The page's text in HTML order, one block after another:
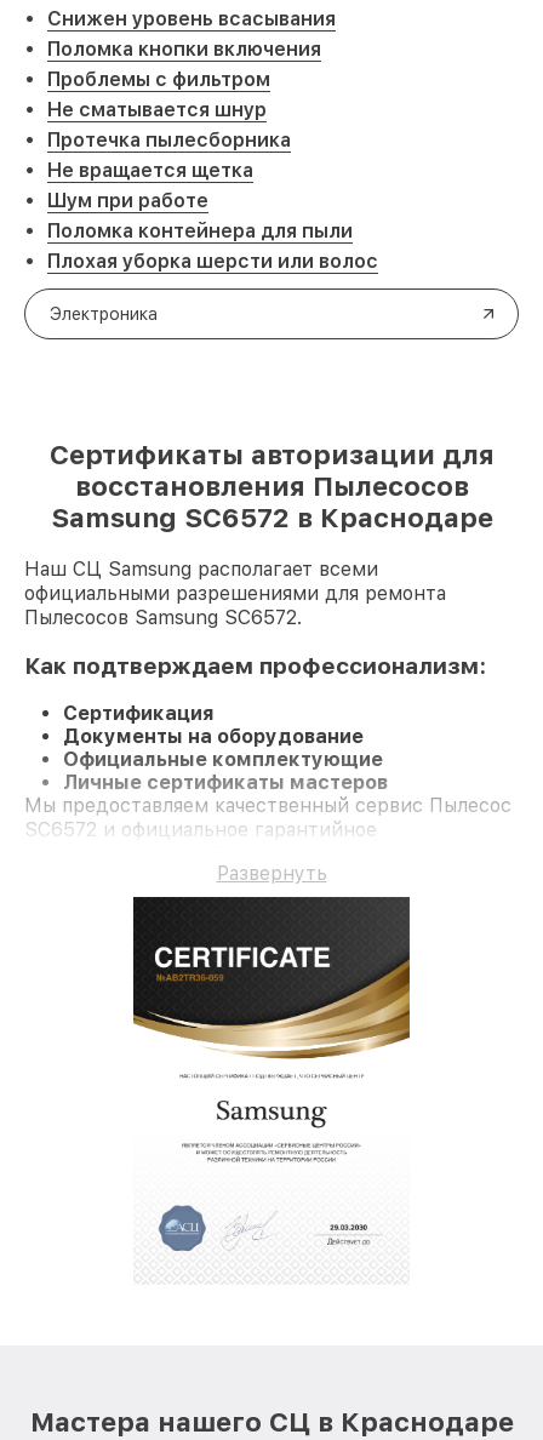
Снижен уровень всасывания
Поломка кнопки включения
Проблемы с фильтром
Не сматывается шнур
Протечка пылесборника
Не вращается щетка
Шум при работе
Поломка контейнера для пыли
Плохая уборка шерсти или волос
Электроника
Сертификаты авторизации для
восстановления Пылесосов
Samsung SC6572 в Краснодаре
Наш СЦ Samsung располагает всеми
официальными разрешениями для ремонта
Пылесосов Samsung SC6572.
Как подтверждаем профессионализм:
Сертификация
Документы на оборудование
Официальные комплектующие
Личные сертификаты мастеров
Мы предоставляем качественный сервис Пылесос
SC6572 и официальное гарантийное
Развернуть
Мастера нашего СЦ в Краснодаре